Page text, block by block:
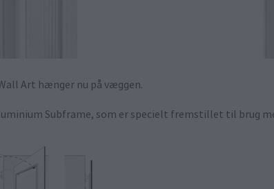
Art hænger nu på væggen.
Subframe, som er specielt fremstillet til brug